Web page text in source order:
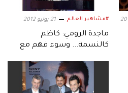
#مشاهير العالم 21 يوليو 2012
ماجدة الرومي: كاظم
كالنسمة... وسوء فهم مع